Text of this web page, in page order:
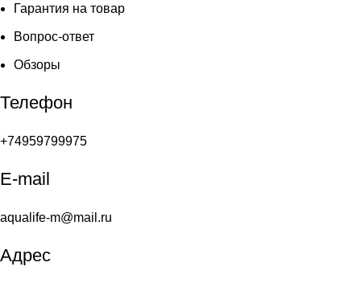
Гарантия на товар
Вопрос-ответ
Обзоры
Телефон
+74959799975
E-mail
aqualife-m@mail.ru
Адрес